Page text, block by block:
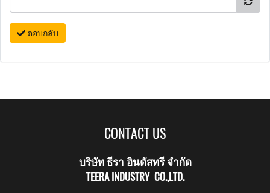
ตอบกลับ
CONTACT US
บริษัท ธีรา อินดัสทรี จำกัด
TEERA INDUSTRY CO.,LTD.